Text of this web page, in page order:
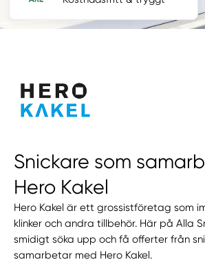
Snickare som
Hero Kakel
Hero Kakel är ett grossistföretag som
klinker och andra tillbehör. Här på Alla
smidigt söka upp och få offerter från
samarbetar med Hero Kakel.